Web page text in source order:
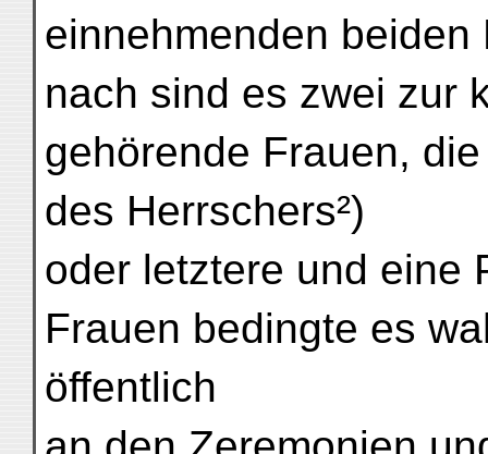
einnehmenden
nach sind es zwei zur
gehörende Frauen,
des Herrschers²)
oder letztere und eine
Frauen bedingte es
öffentlich